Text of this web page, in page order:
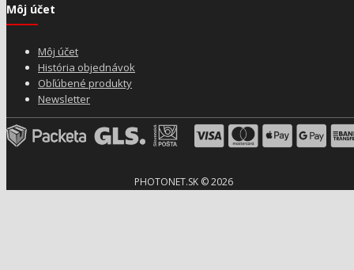
Môj účet
Môj účet
História objednávok
Obľúbené produkty
Newsletter
PHOTONET.SK © 2026